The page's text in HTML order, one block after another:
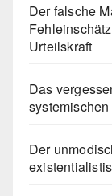
Der falsche
Urteilskraft
Das
Der